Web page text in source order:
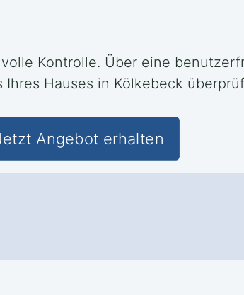
Kontrolle. Über eine
Hauses in Kölkebeck
Angebot erhalten